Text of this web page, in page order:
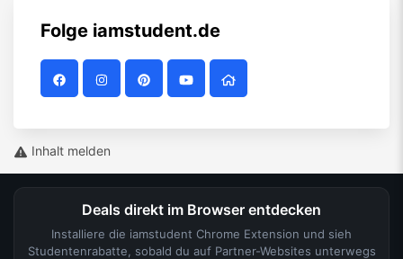
Folge iamstudent.de
Inhalt melden
Deals direkt im Browser entdecken
Installiere die iamstudent Chrome Extension und sieh
Studentenrabatte, sobald du auf Partner-Websites unterwegs